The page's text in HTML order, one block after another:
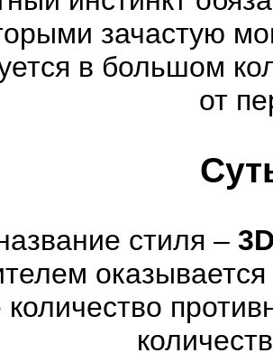
зачастую
в большом
от
стиля –